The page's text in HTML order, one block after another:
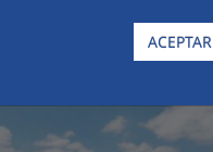
ACEPTAR